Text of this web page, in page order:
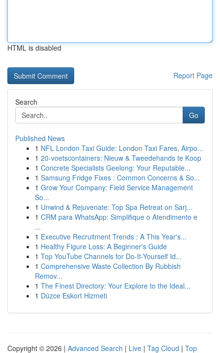
HTML is disabled
Report Page
Search
Go
Published News
1 NFL London Taxi Guide: London Taxi Fares, Airpo...
1 20-voetscontainers: Nieuw & Tweedehands te Koop
1 Concrete Specialists Geelong: Your Reputable...
1 Samsung Fridge Fixes : Common Concerns & So...
1 Grow Your Company: Field Service Management
So...
1 Unwind & Rejuvenate: Top Spa Retreat on Sarj...
1 CRM para WhatsApp: Simplifique o Atendimento e
...
1 Executive Recruitment Trends : A This Year's...
1 Healthy Figure Loss: A Beginner's Guide
1 Top YouTube Channels for Do-It-Yourself Id...
1 Comprehensive Waste Collection By Rubbish
Remov...
1 The Finest Directory: Your Explore to the Ideal...
1 Düzce Eskort Hizmeti
Copyright © 2026 | Advanced Search | Live | Tag Cloud | Top